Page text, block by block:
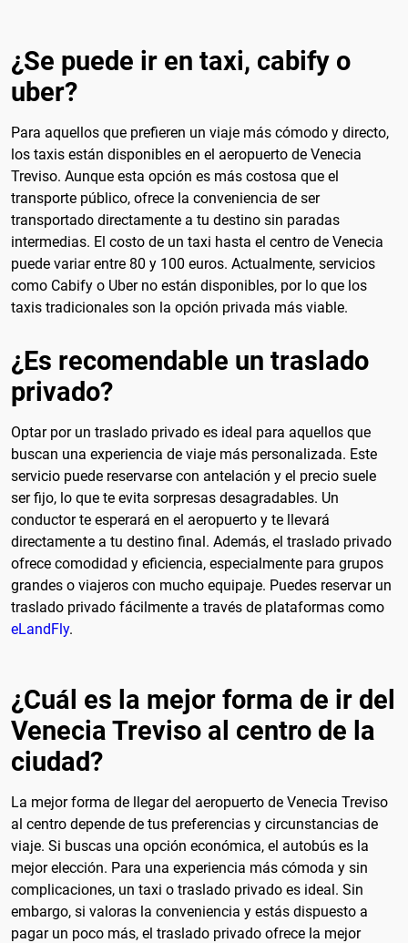
¿Se puede ir en taxi, cabify o
uber?
Para aquellos que prefieren un viaje más cómodo y directo,
los taxis están disponibles en el aeropuerto de Venecia
Treviso. Aunque esta opción es más costosa que el
transporte público, ofrece la conveniencia de ser
transportado directamente a tu destino sin paradas
intermedias. El costo de un taxi hasta el centro de Venecia
puede variar entre 80 y 100 euros. Actualmente, servicios
como Cabify o Uber no están disponibles, por lo que los
taxis tradicionales son la opción privada más viable.
¿Es recomendable un traslado
privado?
Optar por un traslado privado es ideal para aquellos que
buscan una experiencia de viaje más personalizada. Este
servicio puede reservarse con antelación y el precio suele
ser fijo, lo que te evita sorpresas desagradables. Un
conductor te esperará en el aeropuerto y te llevará
directamente a tu destino final. Además, el traslado privado
ofrece comodidad y eficiencia, especialmente para grupos
grandes o viajeros con mucho equipaje. Puedes reservar un
traslado privado fácilmente a través de plataformas como
eLandFly.
¿Cuál es la mejor forma de ir del
Venecia Treviso al centro de la
ciudad?
La mejor forma de llegar del aeropuerto de Venecia Treviso
al centro depende de tus preferencias y circunstancias de
viaje. Si buscas una opción económica, el autobús es la
mejor elección. Para una experiencia más cómoda y sin
complicaciones, un taxi o traslado privado es ideal. Sin
embargo, si valoras la conveniencia y estás dispuesto a
pagar un poco más, el traslado privado ofrece la mejor